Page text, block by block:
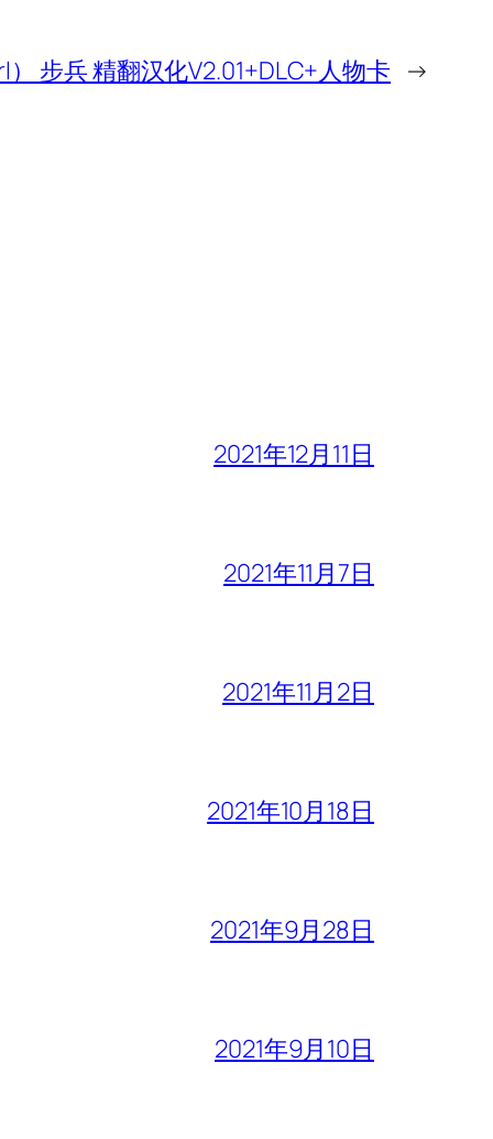
步兵 精翻汉化V2.01+DLC+人物卡 →
2021年12月11日
2021年11月7日
2021年11月2日
2021年10月18日
2021年9月28日
2021年9月10日